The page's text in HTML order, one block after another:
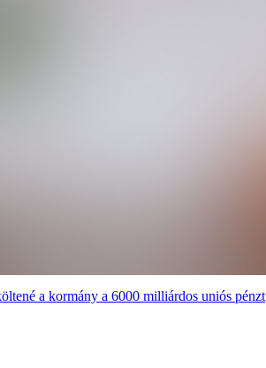
a kormány a 6000 milliárdos uniós pénzt